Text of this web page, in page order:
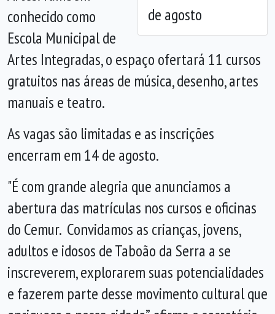
de agosto
conhecido como
Escola Municipal de
Artes Integradas, o espaço ofertará 11 cursos
gratuitos nas áreas de música, desenho, artes
manuais e teatro.
As vagas são limitadas e as inscrições
encerram em 14 de agosto.
"É com grande alegria que anunciamos a
abertura das matrículas nos cursos e oficinas
do Cemur. Convidamos as crianças, jovens,
adultos e idosos de Taboão da Serra a se
inscreverem, explorarem suas potencialidades
e fazerem parte desse movimento cultural que